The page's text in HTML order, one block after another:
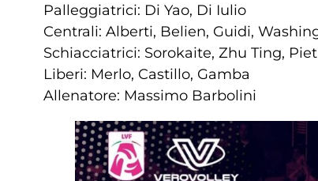
Palleggiatrici: Di Yao, Di Iulio
Centrali: Alberti, Belien, Guidi,
Schiacciatrici: Sorokaite, Zhu Ting,
Liberi: Merlo, Castillo, Gamba
Allenatore: Massimo Barbolini